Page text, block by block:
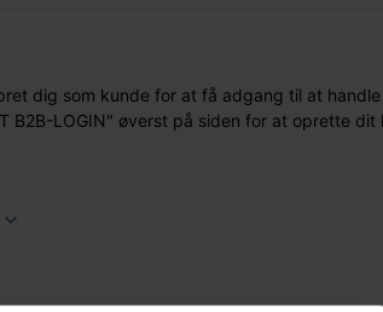
dig som kunde for at få adgang til at
B2B-LOGIN" øverst på siden for at oprette dit